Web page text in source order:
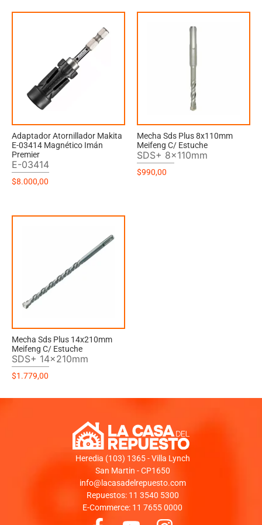
Adaptador Atornillador Makita
E-03414 Magnético Imán
Premier
E-03414
$8.000,00
Mecha Sds Plus 8x110mm
Meifeng C/ Estuche
SDS+ 8x110mm
$990,00
Mecha Sds Plus 14x210mm
Meifeng C/ Estuche
SDS+ 14x210mm
$1.779,00
Heredia (103) 1365 - Villa Lynch
San Martin - CP1650
info@lacasadelrepuesto.com
Repuestos: 11 3540 5300
E-Commerce: 11 7655 0000